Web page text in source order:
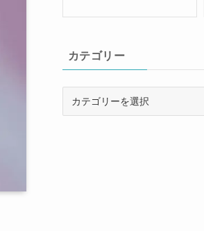
カテゴリー